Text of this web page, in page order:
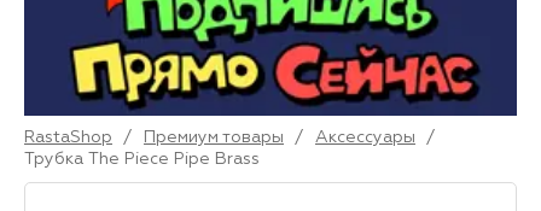
RastaShop / Премиум товары / Аксессуары
/
Трубка The Piece Pipe Brass